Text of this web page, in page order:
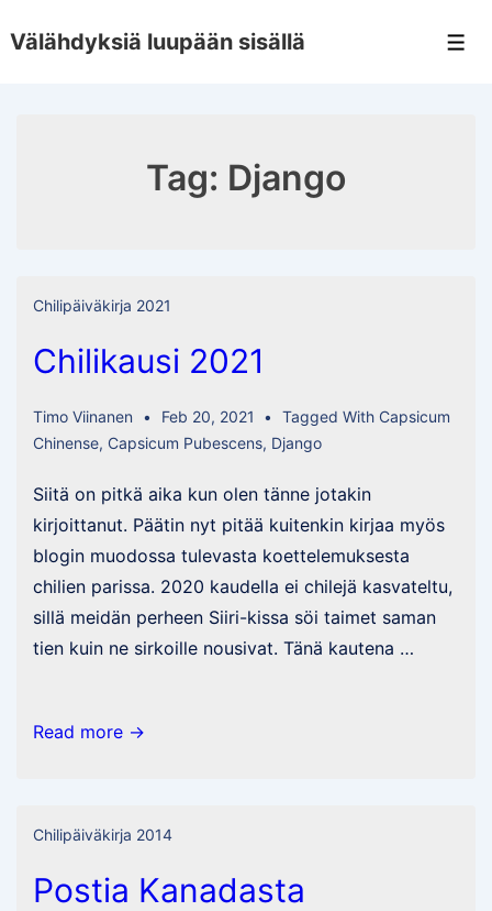
Skip
Välähdyksiä luupään sisällä
Tag: Django
Chilipäiväkirja 2021
Chilikausi 2021
Timo Viinanen Feb 20, 2021 Tagged With Capsicum
Chinense, Capsicum Pubescens, Django
Siitä on pitkä aika kun olen tänne jotakin
kirjoittanut. Päätin nyt pitää kuitenkin kirjaa myös
blogin muodossa tulevasta koettelemuksesta
chilien parissa. 2020 kaudella ei chilejä kasvateltu,
sillä meidän perheen Siiri-kissa söi taimet saman
tien kuin ne sirkoille nousivat. Tänä kautena …
Chilikausi
Read more →
Chilipäiväkirja 2014
Postia Kanadasta